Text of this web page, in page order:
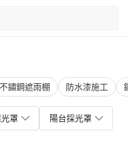
不鏽鋼遮雨棚 防水漆施工
罩 陽台採光罩